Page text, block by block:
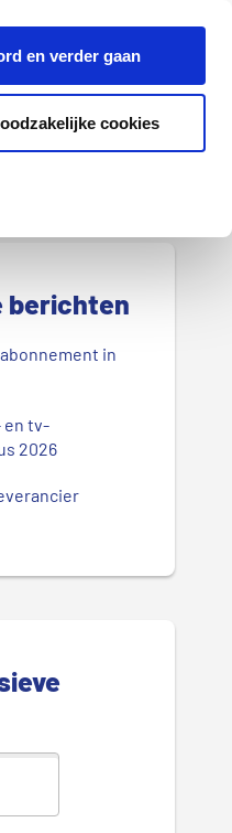
en verder gaan
cookies
berichten
in
en tv-
2026